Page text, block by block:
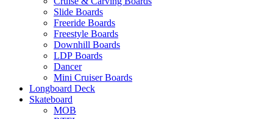
Slide Boards
Freeride Boards
Freestyle Boards
Downhill Boards
LDP Boards
Dancer
Mini Cruiser Boards
Longboard Deck
Skateboard
MOB